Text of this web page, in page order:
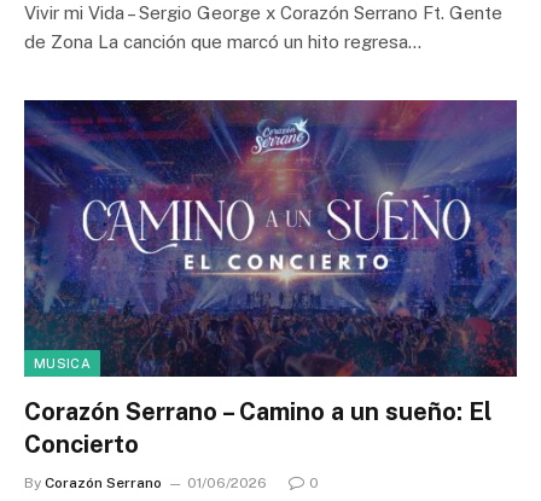
Vivir mi Vida – Sergio George x Corazón Serrano Ft. Gente
de Zona La canción que marcó un hito regresa…
MUSICA
Corazón Serrano – Camino a un sueño: El
Concierto
By Corazón Serrano 01/06/2026 0